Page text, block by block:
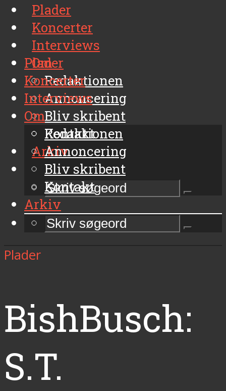
Plader
Koncerter
Interviews
Om
Redaktionen
Annoncering
Bliv skribent
Kontakt
Arkiv
Plader
Koncerter
Interviews
Om
Redaktionen
Annoncering
Bliv skribent
Kontakt
Arkiv
Plader
BishBusch:
S.T.